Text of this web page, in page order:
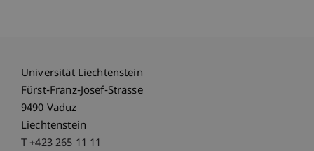
Universität Liechtenstein
Fürst-Franz-Josef-Strasse
9490 Vaduz
Liechtenstein
T +423 265 11 11